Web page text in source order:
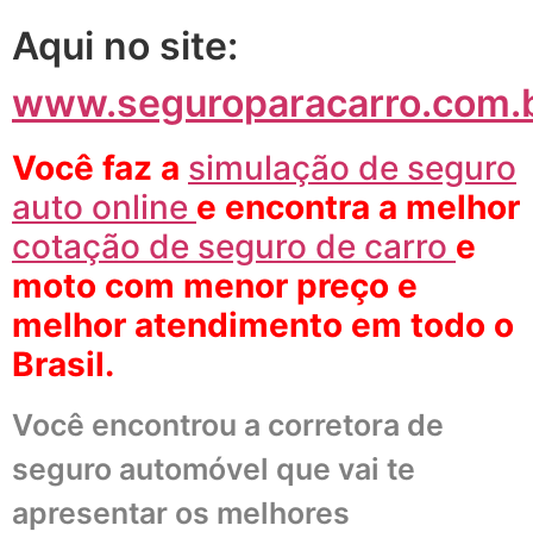
Aqui no site:
Você faz a simulação de seguro
auto online e encontra a melhor
cotação de seguro de carro e
moto com menor preço e
melhor atendimento em todo o
Brasil.
Você encontrou a corretora de
seguro automóvel que vai te
apresentar os melhores